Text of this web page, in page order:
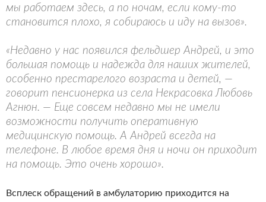
мы работаем здесь, а по ночам, если кому-то
становится плохо, я собираюсь и иду на вызов».
«Недавно у нас появился фельдшер Андрей, и это
большая помощь и надежда для наших жителей,
особенно престарелого возраста и детей, —
говорит пенсионерка из села Некрасовка Любовь
Агнюн. — Еще совсем недавно мы не имели
возможности получить оперативную
медицинскую помощь. А Андрей всегда на
телефоне. В любое время дня и ночи он приходит
на помощь. Это очень хорошо».
Всплеск обращений в амбулаторию приходится на